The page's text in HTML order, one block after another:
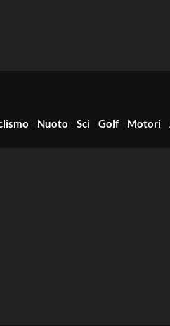
Nuoto Sci Golf Motori